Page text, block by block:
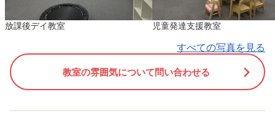
放課後デイ教室 児童発達支援教室
すべての写真を見る
教室の雰囲気について問い合わせる